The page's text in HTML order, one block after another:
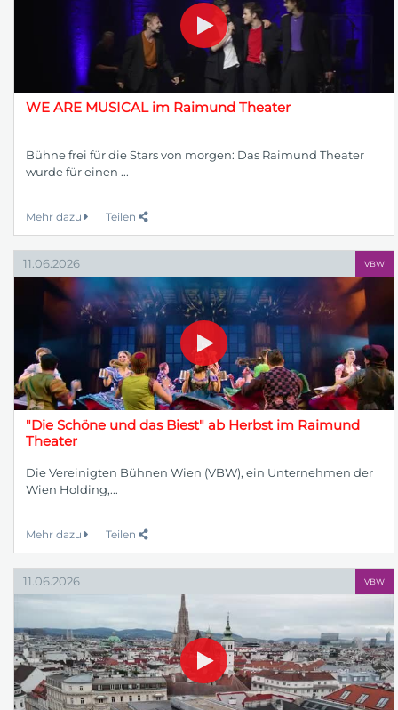
WE ARE MUSICAL im Raimund Theater
Bühne frei für die Stars von morgen: Das Raimund Theater
wurde für einen ...
Mehr dazu Teilen
11.06.2026 VBW
"Die Schöne und das Biest" ab Herbst im Raimund
Theater
Die Vereinigten Bühnen Wien (VBW), ein Unternehmen der
Wien Holding,...
Mehr dazu Teilen
11.06.2026 VBW